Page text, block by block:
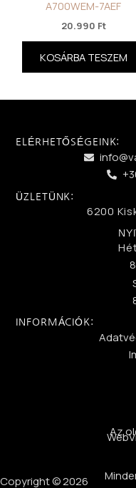
A700WEM-7AEF
20.990 Ft
KOSÁRBA TESZEM
ELÉRHETŐSÉGEINK:
ÜZLETÜNK:
6200
INFORMÁCIÓK:
Az
Copyright © 2026